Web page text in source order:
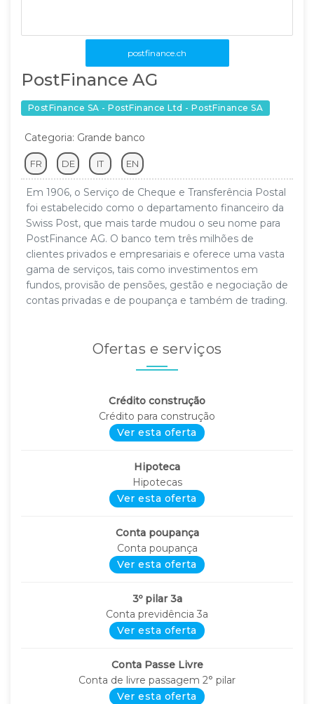
postfinance.ch
PostFinance AG
PostFinance SA - PostFinance Ltd - PostFinance SA
Categoria: Grande banco
FR DE IT EN
Em 1906, o Serviço de Cheque e Transferência Postal
foi estabelecido como o departamento financeiro da
Swiss Post, que mais tarde mudou o seu nome para
PostFinance AG. O banco tem três milhões de
clientes privados e empresariais e oferece uma vasta
gama de serviços, tais como investimentos em
fundos, provisão de pensões, gestão e negociação de
contas privadas e de poupança e também de trading.
Ofertas e serviços
Crédito construção
Crédito para construção
Ver esta oferta
Hipoteca
Hipotecas
Ver esta oferta
Conta poupança
Conta poupança
Ver esta oferta
3º pilar 3a
Conta previdência 3a
Ver esta oferta
Conta Passe Livre
Conta de livre passagem 2° pilar
Ver esta oferta